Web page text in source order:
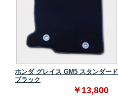
ホンダ グレイス GM5 スタンダード
ブラック
￥13,800